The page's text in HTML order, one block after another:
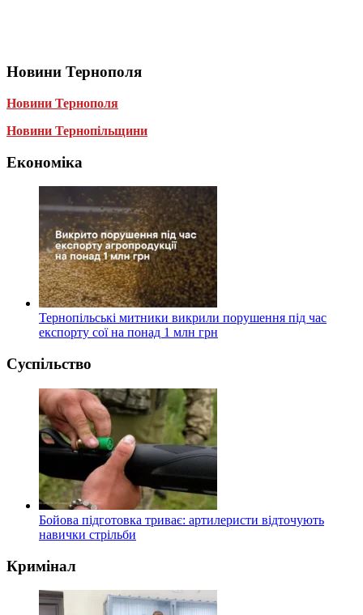
Новини Тернополя
Новини Тернополя
Новини Тернопільщини
Економіка
Тернопільські митники викрили порушення під час
експорту сої на понад 1 млн грн
Суспільство
Бойова підготовка триває: артилеристи відточують
навички стрільби
Кримінал